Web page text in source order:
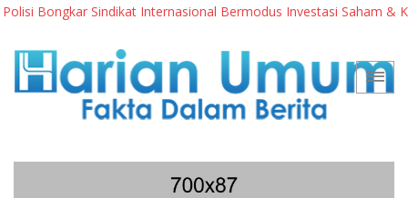
Bongkar Sindikat Internasional Bermodus Investasi Saham & Kripto